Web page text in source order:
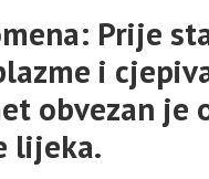
Prije
i
obvezan je
lijeka.